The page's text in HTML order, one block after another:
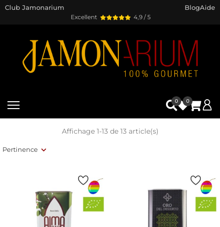
Excellent 4,9 / 5
Club Jamonarium BlogAide
0 0
Pertinence
Affichage 1-13 de 13 article(s)